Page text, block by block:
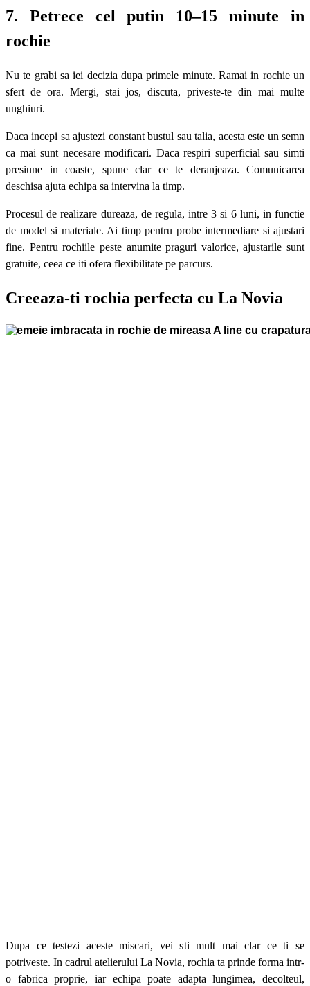
7. Petrece cel putin 10–15 minute in
rochie
Nu te grabi sa iei decizia dupa primele minute. Ramai in rochie un
sfert de ora. Mergi, stai jos, discuta, priveste-te din mai multe
unghiuri.
Daca incepi sa ajustezi constant bustul sau talia, acesta este un semn
ca mai sunt necesare modificari. Daca respiri superficial sau simti
presiune in coaste, spune clar ce te deranjeaza. Comunicarea
deschisa ajuta echipa sa intervina la timp.
Procesul de realizare dureaza, de regula, intre 3 si 6 luni, in functie
de model si materiale. Ai timp pentru probe intermediare si ajustari
fine. Pentru rochiile peste anumite praguri valorice, ajustarile sunt
gratuite, ceea ce iti ofera flexibilitate pe parcurs.
Creeaza-ti rochia perfecta cu La Novia
Dupa ce testezi aceste miscari, vei sti mult mai clar ce ti se
potriveste. In cadrul atelierului La Novia, rochia ta prinde forma intr-
o fabrica proprie, iar echipa poate adapta lungimea, decolteul,